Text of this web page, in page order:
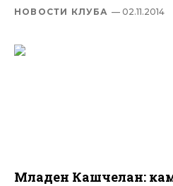
НОВОСТИ КЛУБА — 02.11.2014
Младен Кашчелан: